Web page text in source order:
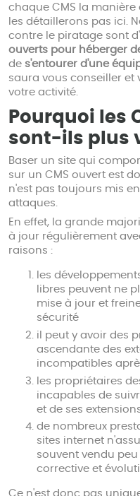
chaque CMS la
les détaillerons pas ici.
contre le piratage sont
ouverts pour héberger
de s'entourer d'une
saura vous conseiller et
votre activité.
Pourquoi les
sont-ils plus
Baser un site qui
sur un CMS ouvert est
n'est pas toujours mis
attaques.
En effet, la grande
à jour régulièrement
raisons :
les
libres peuvent ne
mise à jour et
sécurité
il peut y avoir des
ascendante des
incompatibles
les propriétaires
incapables de
et de ses
de nombreux
sites internet
souvent vendu
corrective et
Ce n'est donc pas